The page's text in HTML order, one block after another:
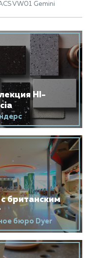
VW01 Gemini
HI-
британским
бюро Dyer